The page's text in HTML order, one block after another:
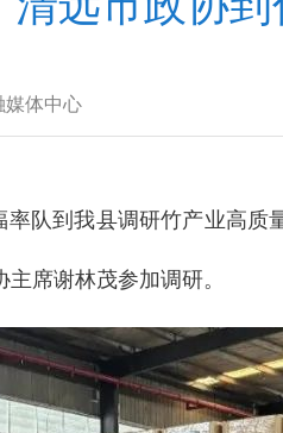
媒体中心
队到我县调研竹产业高
席谢林茂参加调研。